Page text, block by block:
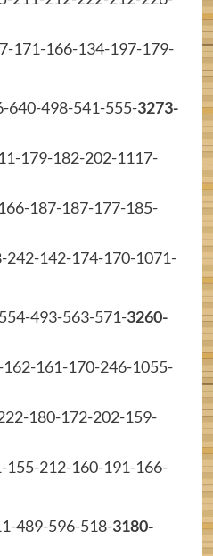
171-166-134-197-179-
640-498-541-555-3273-
179-182-202-1117-
187-187-177-185-
242-142-174-170-1071-
493-563-571-3260-
161-170-246-1055-
180-172-202-159-
155-212-160-191-166-
489-596-518-3180-